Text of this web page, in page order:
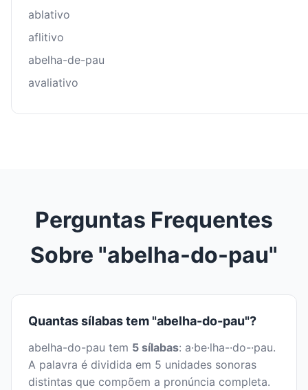
ablativo
aflitivo
abelha-de-pau
avaliativo
Perguntas Frequentes
Sobre "abelha-do-pau"
Quantas sílabas tem "abelha-do-pau"?
abelha-do-pau tem 5 sílabas: a·be·lha-·do-·pau.
A palavra é dividida em 5 unidades sonoras
distintas que compõem a pronúncia completa.